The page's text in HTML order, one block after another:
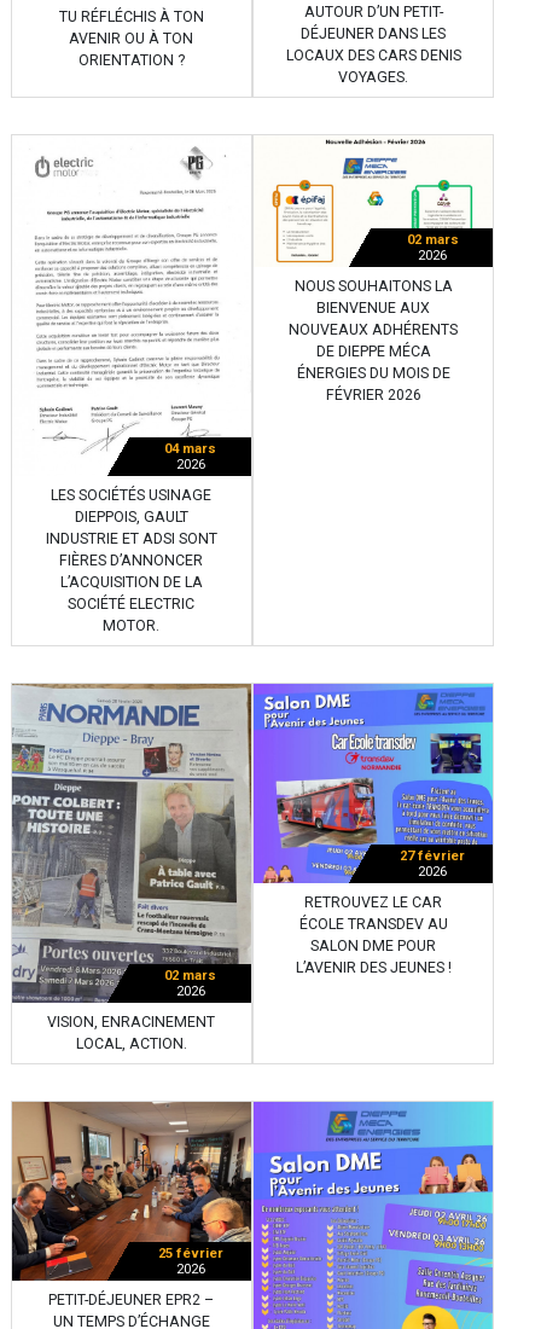
TU RÉFLÉCHIS À TON
AVENIR OU À TON
ORIENTATION ?
AUTOUR D’UN PETIT-
DÉJEUNER DANS LES
LOCAUX DES CARS DENIS
VOYAGES.
04 mars
2026
LES SOCIÉTÉS USINAGE
DIEPPOIS, GAULT
INDUSTRIE ET ADSI SONT
FIÈRES D’ANNONCER
L’ACQUISITION DE LA
SOCIÉTÉ ELECTRIC
MOTOR.
02 mars
2026
NOUS SOUHAITONS LA
BIENVENUE AUX
NOUVEAUX ADHÉRENTS
DE DIEPPE MÉCA
ÉNERGIES DU MOIS DE
FÉVRIER 2026
02 mars
2026
VISION, ENRACINEMENT
LOCAL, ACTION.
27 février
2026
RETROUVEZ LE CAR
ÉCOLE TRANSDEV AU
SALON DME POUR
L’AVENIR DES JEUNES !
25 février
2026
PETIT-DÉJEUNER EPR2 –
UN TEMPS D’ÉCHANGE